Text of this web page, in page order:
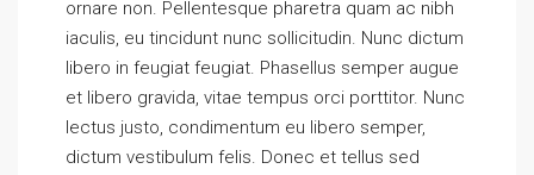
ornare non. Pellentesque pharetra quam ac nibh
iaculis, eu tincidunt nunc sollicitudin. Nunc dictum
libero in feugiat feugiat. Phasellus semper augue
et libero gravida, vitae tempus orci porttitor. Nunc
lectus justo, condimentum eu libero semper,
dictum vestibulum felis. Donec et tellus sed